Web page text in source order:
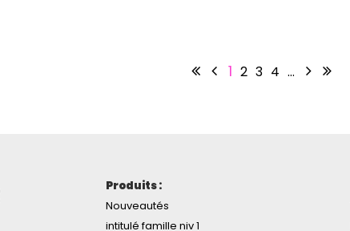
1 2 3 4 …
Produits :
Nouveautés
intitulé famille niv 1